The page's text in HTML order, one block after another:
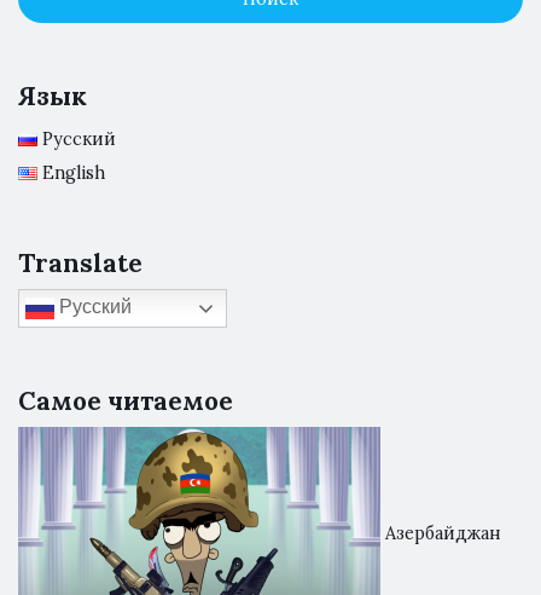
Язык
Русский
English
Translate
Русский
Самое читаемое
Азербайджан